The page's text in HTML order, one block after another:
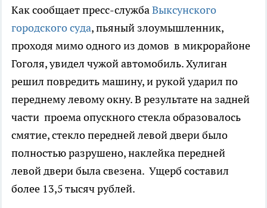
Как сообщает пресс-службаВыксунского
городского суда, пьяный злоумышленник,
проходя мимо одного из домов в микрорайоне
Гоголя, увидел чужой автомобиль. Хулиган
решил повредить машину, и рукой ударил по
переднему левому окну. В результате на задней
части проема опускного стекла образовалось
смятие, стекло передней левой двери было
полностью разрушено, наклейка передней
левой двери была свезена. Ущерб составил
более 13,5 тысяч рублей.